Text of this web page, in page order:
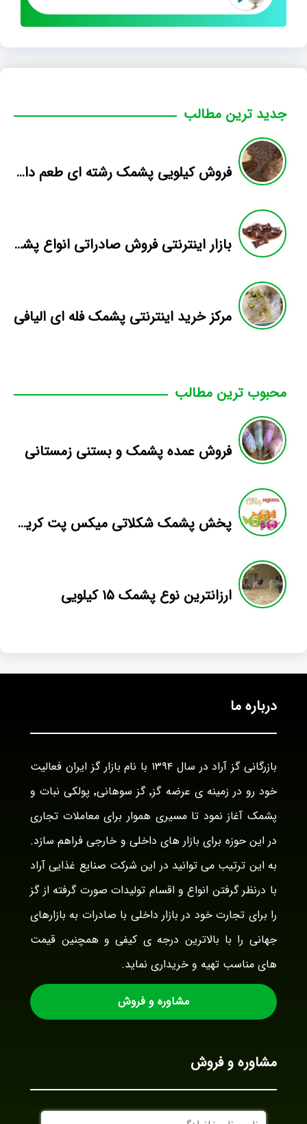
جدید ترین مطالب
فروش کیلویی پشمک رشته ای طعم دار میوه
بازار اینترنتی فروش صادراتی انواع پشمک الیافی/شکلاتی
مرکز خرید اینترنتی پشمک فله ای الیافی
محبوب ترین مطالب
فروش عمده پشمک و بستنی زمستانی
پخش پشمک شکلاتی میکس پت کریستالی
ارزانترین نوع پشمک ۱۵ کیلویی
درباره ما
بازرگانی گز آراد در سال ۱۳۹۴ با نام بازار گز ایران فعالیت
خود رو در زمینه ی عرضه گز٬ گز سوهانی٬ پولکی نبات و
پشمک آغاز نمود تا مسیری هموار برای معاملات تجاری
در این حوزه برای بازار های داخلی و خارجی فراهم سازد.
به این ترتیب می توانید در این شرکت صنایع غذایی آراد
با درنظر گرفتن انواع و اقسام تولیدات صورت گرفته از گز
را برای تجارت خود در بازار داخلی با صادرات به بازارهای
جهانی را با بالاترین درجه ی کیفی و همچنین قیمت
های مناسب تهیه و خریداری نماید.
مشاوره و فروش
مشاوره و فروش
نام